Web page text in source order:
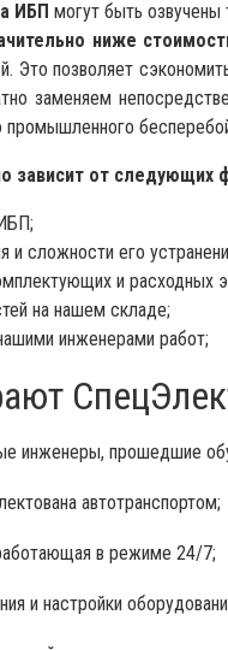
ИБП могут быть озвучены
ниже
Это позволяет
заменяем
промышленного
зависит от следующих
и сложности его
и расходных
на нашем складе;
инженерами работ;
инженеры, прошедшие
автотранспортом;
в режиме 24/7;
и настройки